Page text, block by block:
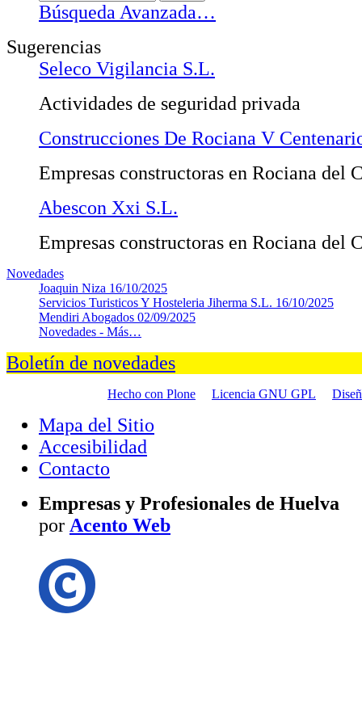
Búsqueda Avanzada…
Sugerencias
Seleco Vigilancia S.L.
Actividades de seguridad privada
Construcciones De Rociana V
Empresas constructoras en Rociana del
Abescon Xxi S.L.
Empresas constructoras en Rociana del
Novedades
Joaquin Niza 16/10/2025
Servicios Turisticos Y Hosteleria Jiherma S.L. 16/10/2025
Mendiri Abogados 02/09/2025
Novedades - Más…
Boletín de novedades
Hecho con Plone Licencia GNU GPL
Mapa del Sitio
Accesibilidad
Contacto
Empresas y Profesionales de Huelva
por Acento Web